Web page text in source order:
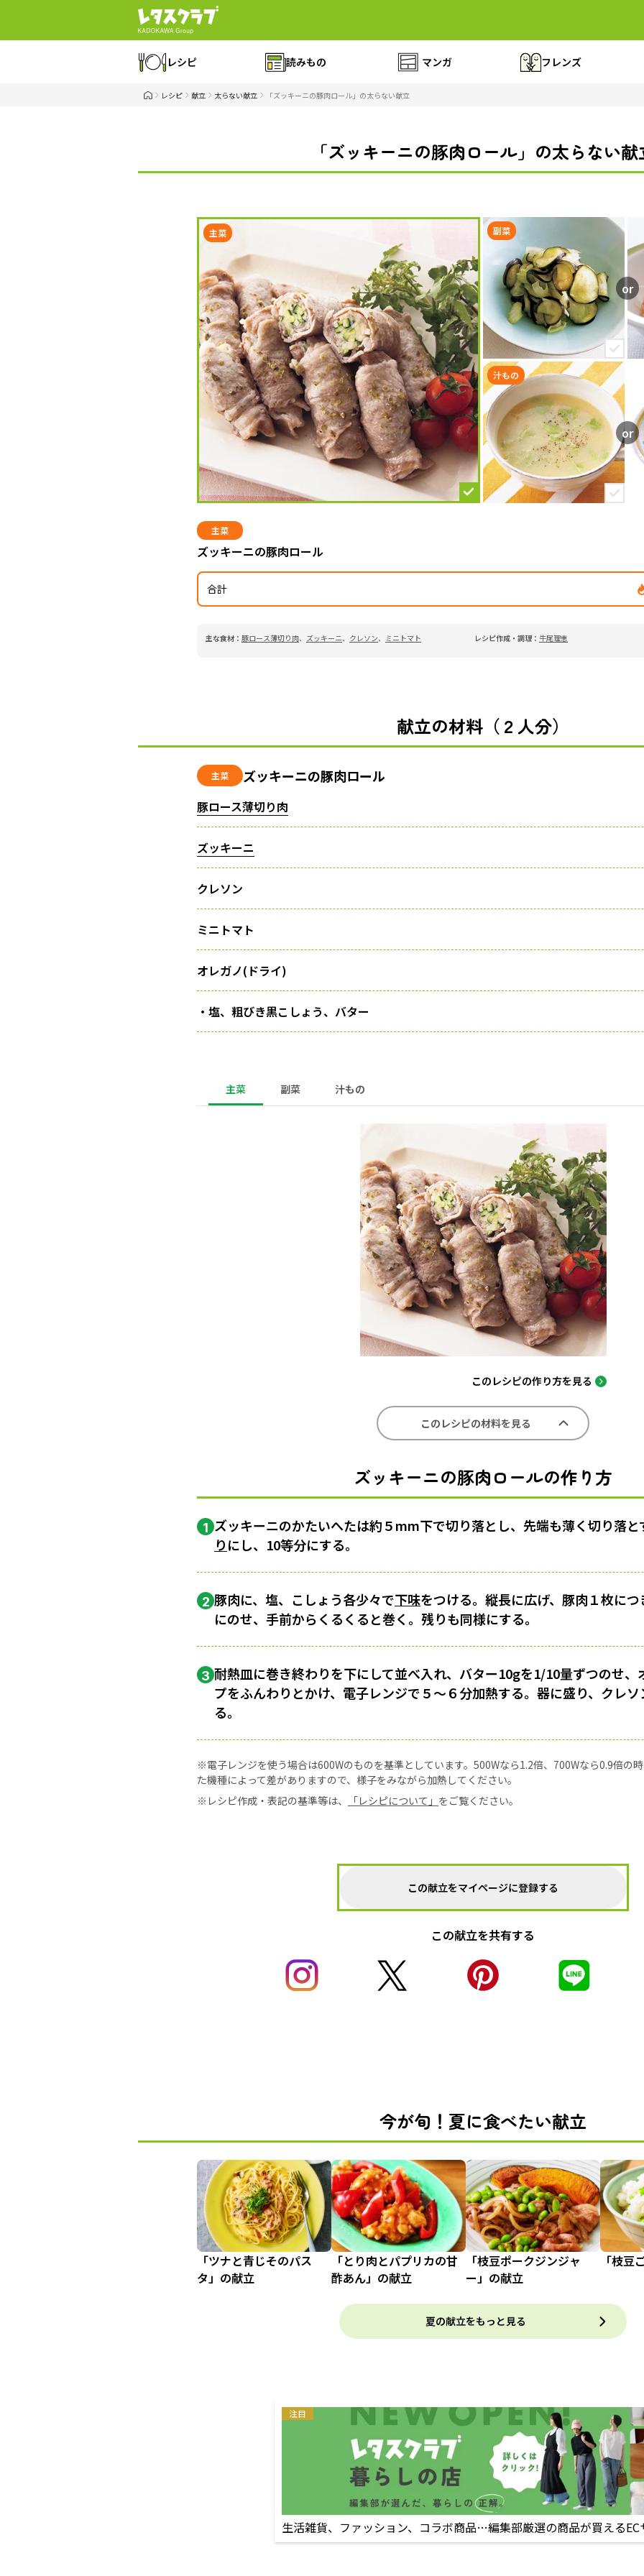
レシピ 読みもの マンガ フレンズ
レシピ 献立 太らない献立 「ズッキーニの豚肉ロール」の太らない献立
「ズッキーニの豚肉ロール」の太らない献
主菜 副菜
汁もの
主菜
ズッキーニの豚肉ロール
合計
主な食材： 豚ロース薄切り肉、 ズッキーニ、 クレソン、 ミニトマト レシピ作成・調理： 牛尾理恵
献立の材料（２人分）
主菜 ズッキーニの豚肉ロール
豚ロース薄切り肉
ズッキーニ
クレソン
ミニトマト
オレガノ(ドライ)
・塩、粗びき黒こしょう、バター
主菜 副菜 汁もの
このレシピの作り方を見る
このレシピの材料を見る
ズッキーニの豚肉ロールの作り方
1 ズッキーニのかたいへたは約５mm下で切り落とし、先端も薄く切り落
りにし、10等分にする。
2 豚肉に、塩、こしょう各少々で下味をつける。縦長に広げ、豚肉１枚に
にのせ、手前からくるくると巻く。残りも同様にする。
3 耐熱皿に巻き終わりを下にして並べ入れ、バター10gを1/10量ずつのせ、
プをふんわりとかけ、電子レンジで５〜６分加熱する。器に盛り、クレ
る。
※電子レンジを使う場合は600Wのものを基準としています。500Wなら1.2倍、700Wなら0.9倍の
た機種によって差がありますので、様子をみながら加熱してください。
※レシピ作成・表記の基準等は、
「レシピについて」 をご覧ください。
この献立をマイページに登録する
この献立を共有する
今が旬！夏に食べたい献立
「ツナと青じそのパス
タ」の献立
「とり肉とパプリカの甘
酢あん」の献立
「枝豆ポークジンジャ
ー」の献立
「枝豆
夏の献立をもっと見る
注目
生活雑貨、ファッション、コラボ商品…編集部厳選の商品が買えるEC